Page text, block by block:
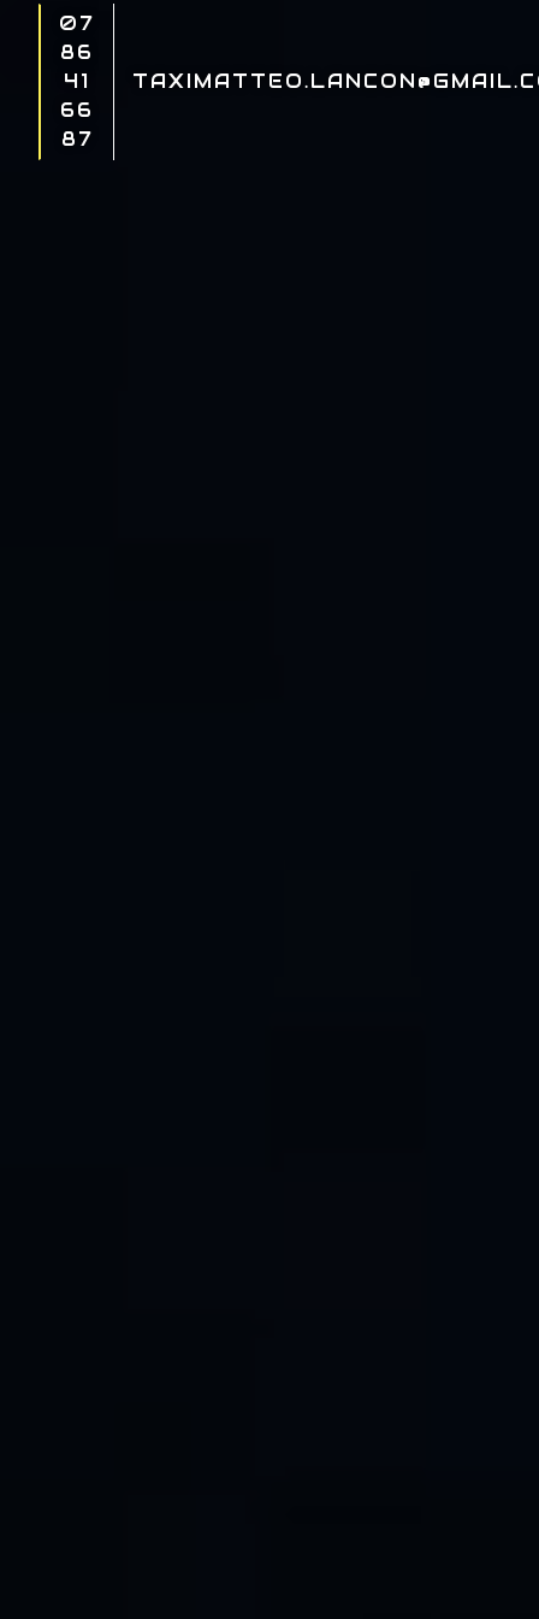
07
86
41
66
87